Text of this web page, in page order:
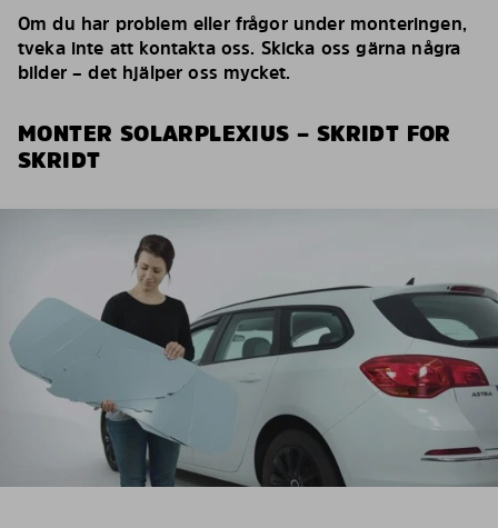
Om du har problem eller frågor under monteringen,
tveka inte att kontakta oss. Skicka oss gärna några
bilder – det hjälper oss mycket.
MONTER SOLARPLEXIUS – SKRIDT FOR
SKRIDT